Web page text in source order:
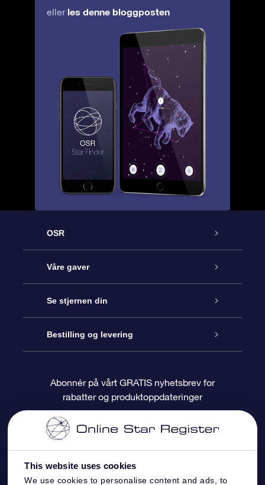
This website uses cookies
We use cookies to personalise content and ads, to
eller les denne bloggposten
OSR
Kundeservice
Kontakt oss
Bloggen
Anmeldelser
Våre gaver
Online Stjernegave
OSR Gavepakke
OSR-gavekortet
Bedriftsgaver
Se stjernen din
Star Register
Pesontilpasset stjerneside
One Million Stars
OSR Starsaver
Bestilling og levering
Betalingsinformasjon
Fraktinformasjon
Returpolicy
Abonnér på vårt GRATIS nyhetsbrev for
rabatter og produktoppdateringer